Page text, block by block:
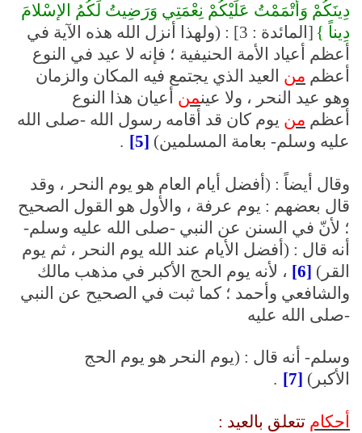
دِينَكُمْ وَأَتْمَمْتُ عَلَيْكُمْ نِعْمَتِي وَرَضِيتُ لَكُمُ الإسْلامَ
دِيناً }
[المائدة : 3] : (ولهذا أنزل الله هذه الآية في
أعظم أعياد الأمة الحنيفية ؛ فإنه لا عيد في النوع
أعظم من العيد الذي يجتمع فيه المكان والزمان
وهو عيد النحر ، ولا عينمن أعيان هذا النوع
أعظم من يوم كان قد أقامه رسول الله -صلى الله
عليه وسلم- بعامة المسلمين) [5]
.
وقال أيضاً : (أفضل أيام العام هو يوم النحر ، وقد
قال بعضهم : يوم عرفة ، والأول هو القول الصحيح
؛ لأنّ في السنن عن النبي -صلى الله عليه وسلم-
أنه قال : (أفضل الأيام عند الله يوم النحر ، ثم يوم
القر) [6]
، لأنه يوم الحج الأكبر في مذهب مالك
والشافعي وأحمد ؛ كما ثبت في الصحيح عن النبي
-صلى الله عليه
وسلم- أنه قال : (يوم النحر هو يوم الحج
الأكبر) [7]
.
أحكام تتعلق بالعيد :